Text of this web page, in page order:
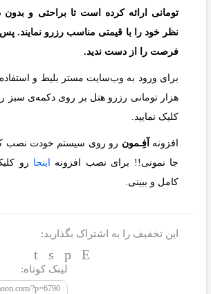
تومانی ارائه کرده است تا براحتی و
نظر خود را با قیمتی مناسب رزرو نمایند.
فرصت را از دست ندید.
هزار تومانی رزرو هتل بر روی دکمه‌ی سبز
کلیک نمایید.
افزونه آفِـمون رو روی سیستم خودت نصب
جا نمونی!! برای نصب افزونه
اینجا رو
کامل و ببینی.
این تخفیف را به اشتراک بگذارید:
لینک کوتاه:
?p=6790